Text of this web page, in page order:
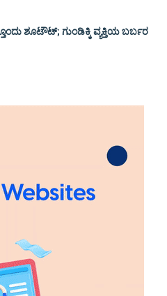
ಶೂಟೌಟ್‌; ಗುಂಡಿಕ್ಕಿ ವ್ಯಕ್ತಿಯ ಬರ್ಬರ